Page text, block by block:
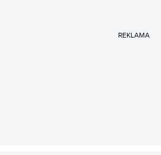
REKLAMA